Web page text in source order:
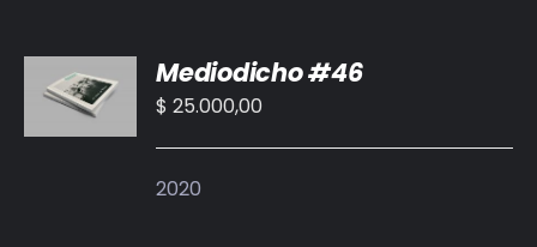
AL
CARRITO
/
Mediodicho #46
$ 25.000,00
2020